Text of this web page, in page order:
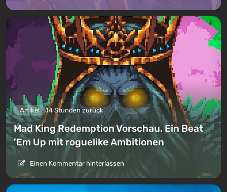
Artikel 14 Stunden zurück
Mad King Redemption Vorschau. Ein Beat
’Em Up mit roguelike Ambitionen
Einen Kommentar hinterlassen